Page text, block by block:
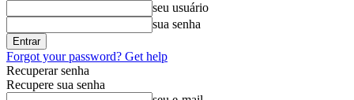
seu usuário
sua senha
Forgot your password? Get help
Recuperar senha
Recupere sua senha